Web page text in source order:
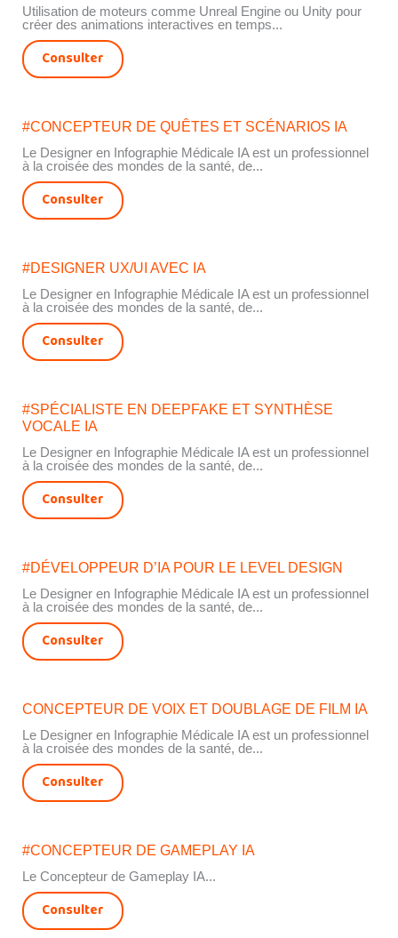
Utilisation de moteurs comme Unreal Engine ou Unity pour
créer des animations interactives en temps...
Consulter
#CONCEPTEUR DE QUÊTES ET SCÉNARIOS IA
Le Designer en Infographie Médicale IA est un professionnel
à la croisée des mondes de la santé, de...
Consulter
#DESIGNER UX/UI AVEC IA
Le Designer en Infographie Médicale IA est un professionnel
à la croisée des mondes de la santé, de...
Consulter
#SPÉCIALISTE EN DEEPFAKE ET SYNTHÈSE
VOCALE IA
Le Designer en Infographie Médicale IA est un professionnel
à la croisée des mondes de la santé, de...
Consulter
#DÉVELOPPEUR D’IA POUR LE LEVEL DESIGN
Le Designer en Infographie Médicale IA est un professionnel
à la croisée des mondes de la santé, de...
Consulter
CONCEPTEUR DE VOIX ET DOUBLAGE DE FILM IA
Le Designer en Infographie Médicale IA est un professionnel
à la croisée des mondes de la santé, de...
Consulter
#CONCEPTEUR DE GAMEPLAY IA
Le Concepteur de Gameplay IA...
Consulter